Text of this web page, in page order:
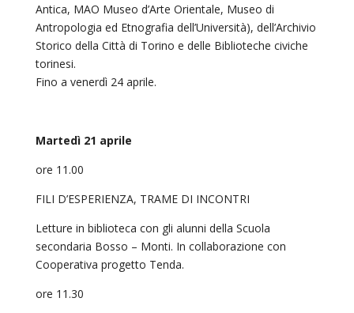
Antica, MAO Museo d’Arte Orientale, Museo di
Antropologia ed Etnografia dell’Università), dell’Archivio
Storico della Città di Torino e delle Biblioteche civiche
torinesi.
Fino a venerdì 24 aprile.
Martedì 21 aprile
ore 11.00
FILI D’ESPERIENZA, TRAME DI INCONTRI
Letture in biblioteca con gli alunni della Scuola
secondaria Bosso – Monti. In collaborazione con
Cooperativa progetto Tenda.
ore 11.30